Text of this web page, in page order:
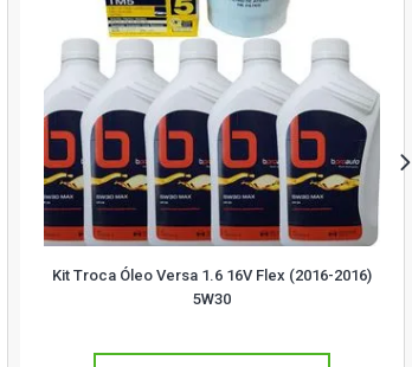
Kit Troca Óleo Versa 1.6 16V Flex (2016-2016)
5W30